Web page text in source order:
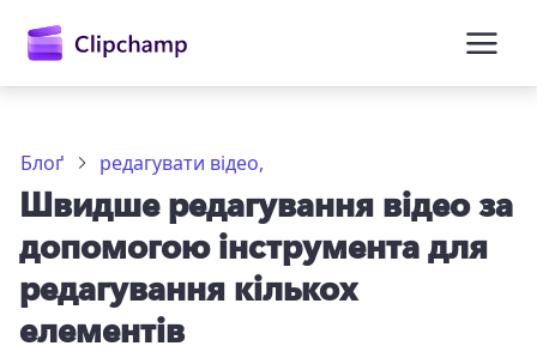
вмісту
Блоґ редагувати відео,
Швидше редагування відео за
допомогою інструмента для
редагування кількох
елементів